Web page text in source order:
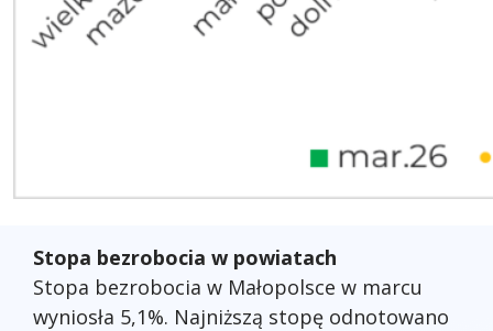
Stopa bezrobocia w powiatach
Stopa bezrobocia w Małopolsce w marcu
wyniosła 5,1%. Najniższą stopę odnotowano